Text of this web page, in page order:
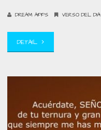
DREAM APPS VERSO DEL DIA
DETAIL